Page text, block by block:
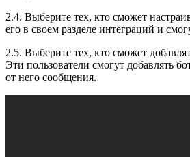
2.4. Выберите тех, кто сможет
его в своем разделе интеграций и
2.5. Выберите тех, кто сможет
Эти пользователи смогут добавлять
от него сообщения.